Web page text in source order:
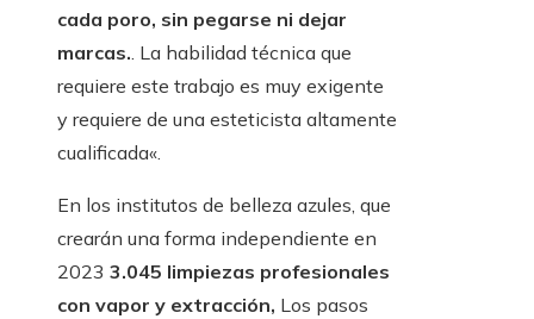
cada poro, sin pegarse ni dejar
marcas.. La habilidad técnica que
requiere este trabajo es muy exigente
y requiere de una esteticista altamente
cualificada«.
En los institutos de belleza azules, que
crearán una forma independiente en
2023 3.045 limpiezas profesionales
con vapor y extracción, Los pasos